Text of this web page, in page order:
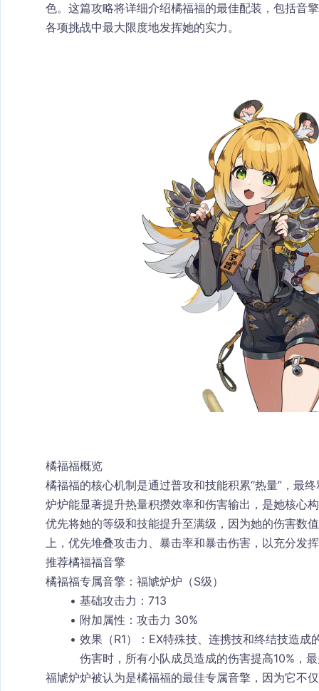
色。这篇攻略将详细介绍橘福福的最佳配装，包括音擎
各项挑战中最大限度地发挥她的实力。
橘福福概览
橘福福的核心机制是通过普攻和技能积累“热量”，最
炉炉能显著提升热量积攒效率和伤害输出，是她核心
优先将她的等级和技能提升至满级，因为她的伤害数
上，优先堆叠攻击力 、 暴击率和暴击伤害 ，以充分发
推荐橘福福音擎
橘福福专属音擎：福虓炉炉（S级）
基础攻击力 ：713
附加属性 ：攻击力 30%
效果（R1）
：EX特殊技、连携技和终结技造
伤害时，所有小队成员造成的伤害提高10%，
福虓炉炉被认为是橘福福的最佳专属音擎，因为它不